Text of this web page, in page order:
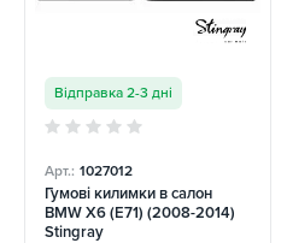
Відправка 2-3 дні
Арт.: 1027012
Гумові килимки в салон
BMW X6 (E71) (2008-2014)
Stingray